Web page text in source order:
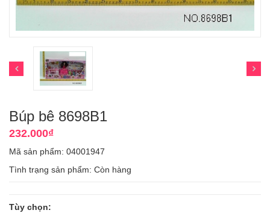
Búp bê 8698B1
232.000₫
Mã sản phẩm: 04001947
Tình trạng sản phẩm: Còn hàng
Tùy chọn: